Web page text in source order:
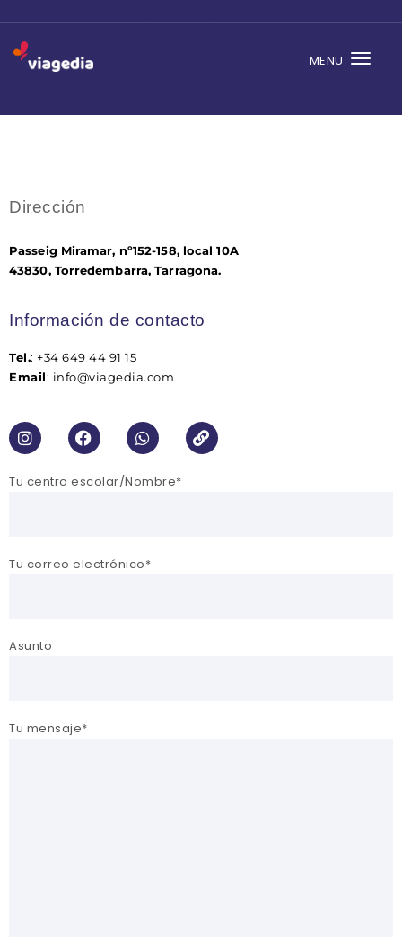
MENU
CONTACTO
Dirección
Passeig Miramar, nº152-158, local 10A
43830, Torredembarra, Tarragona.
Información de contacto
Tel.: +34 649 44 91 15
Email: info@viagedia.com
Tu centro escolar/Nombre*
Tu correo electrónico*
Asunto
Tu mensaje*